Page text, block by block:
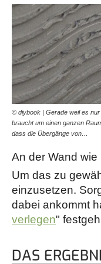
© diybook | Gerade weil es
braucht um einen ganzen
dass die Übergänge von…
An der Wand
Um das zu
einzusetzen.
dabei ankommt
verlegen"
DAS